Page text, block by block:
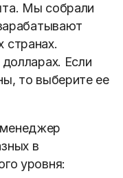
Мы собрали
странах.
Если
то выберите ее
в
уровня: